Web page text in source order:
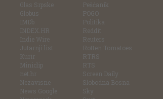
Glas Srpske
Globus
IMDb
INDEX.HR
Indie Wire
Jutarnji list
Kurir
Miniclip
net.hr
Nezavisne
News Google
Pešćanik
POGO
Politika
Reddit
Reuters
Rotten Tomatoes
RTRS
RTS
Screen Daily
Slobodna Bosna
Sky